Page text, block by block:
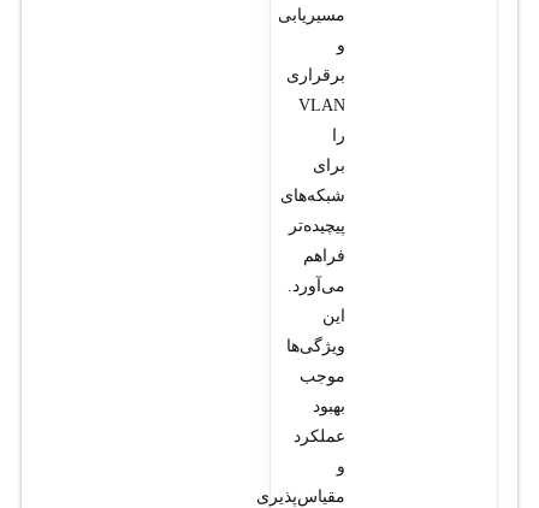
مسیریابی
و
برقراری
VLAN
را
برای
شبکه‌های
پیچیده‌تر
فراهم
می‌آورد.
این
ویژگی‌ها
موجب
بهبود
عملکرد
و
مقیاس‌پذیری